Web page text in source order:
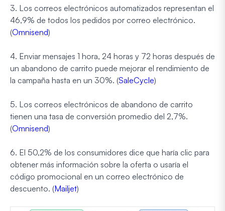
3. Los correos electrónicos automatizados representan el
46,9% de todos los pedidos por correo electrónico.
(Omnisend)
4. Enviar mensajes 1 hora, 24 horas y 72 horas después de
un abandono de carrito puede mejorar el rendimiento de
la campaña hasta en un 30%. (SaleCycle)
5. Los correos electrónicos de abandono de carrito
tienen una tasa de conversión promedio del 2,7%.
(Omnisend)
6. El 50,2% de los consumidores dice que haría clic para
obtener más información sobre la oferta o usaría el
código promocional en un correo electrónico de
descuento. (Mailjet)